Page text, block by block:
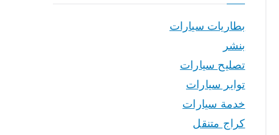
بطاريات سيارات
بنشر
تصليح سيارات
تواير سيارات
خدمة سيارات
كراج متنقل